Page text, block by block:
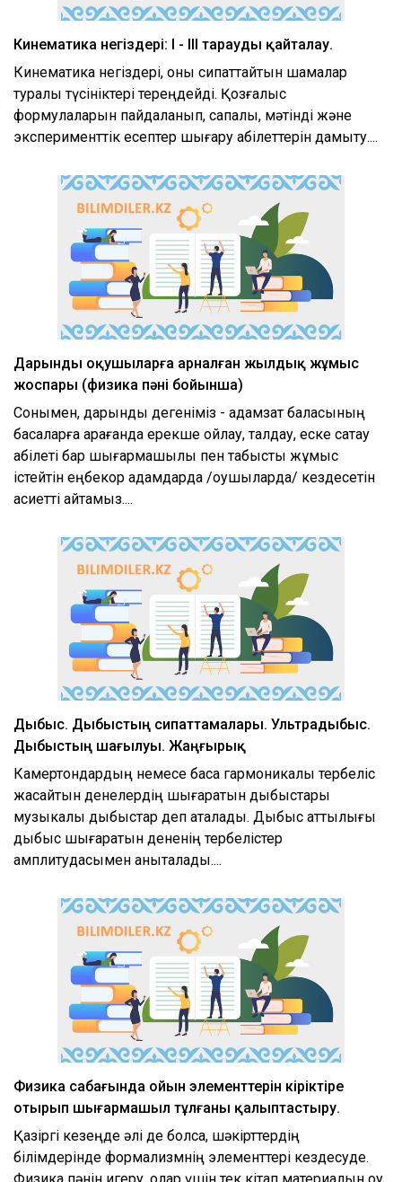
Кинематика негіздері: І - ІІІ тарауды қайталау.
Кинематика негіздері, оны сипаттайтын шамалар
туралы түсініктері тереңдейді. Қозғалыс
формулаларын пайдаланып, сапалық, мәтінді және
эксперименттік есептер шығару қабілеттерін дамыту....
Дарынды оқушыларға арналған жылдық жұмыс
жоспары (физика пәні бойынша)
Сонымен, дарынды дегеніміз - адамзат баласының
басқаларға қарағанда ерекше ойлау, талдау, еске сақтау
қабілеті бар шығармашылық пен табысты жұмыс
істейтін еңбекқор адамдарда /оқушыларда/ кездесетін
қасиетті айтамыз....
Дыбыс. Дыбыстың сипаттамалары. Ультрадыбыс.
Дыбыстың шағылуы. Жаңғырық
Камертондардың немесе басқа гармоникалық тербеліс
жасайтын денелердің шығаратын дыбыстары
музыкалық дыбыстар деп аталады. Дыбыс қаттылығы
дыбыс шығаратын дененің тербелістер
амплитудасымен анықталады....
Физика сабағында ойын элементтерін кіріктіре
отырып шығармашыл тұлғаны қалыптастыру.
Қазіргі кезеңде әлі де болса, шәкірттердің
білімдерінде формализмнің элементтері кездесуде.
Физика пәнін игеру, олар үшін тек кітап материалын оқу